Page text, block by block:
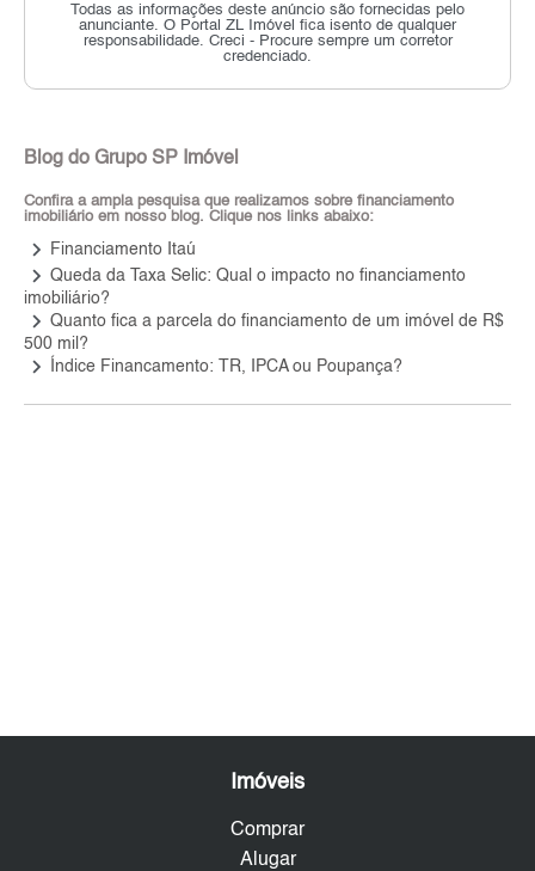
Todas as informações deste anúncio são fornecidas pelo
anunciante. O Portal ZL Imóvel fica isento de qualquer
responsabilidade. Creci - Procure sempre um corretor
credenciado.
Blog do Grupo SP Imóvel
Confira a ampla pesquisa que realizamos sobre financiamento
imobiliário em nosso blog. Clique nos links abaixo:
keyboard_arrow_right Financiamento Itaú
keyboard_arrow_right Queda da Taxa Selic: Qual o impacto no financiamento
imobiliário?
keyboard_arrow_right Quanto fica a parcela do financiamento de um imóvel de R$
500 mil?
keyboard_arrow_right Índice Financamento: TR, IPCA ou Poupança?
Imóveis
Comprar
Alugar